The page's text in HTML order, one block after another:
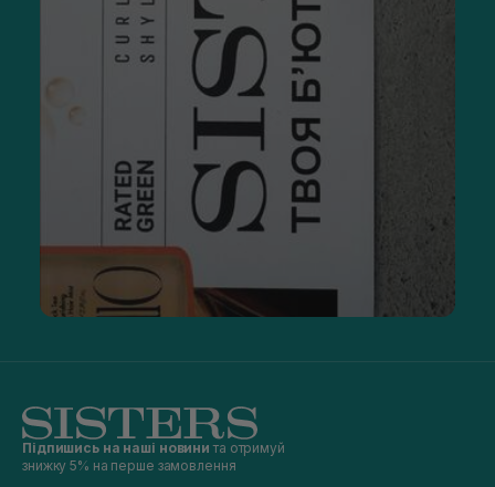
Підпишись на наші новини та отримуй
знижку 5% на перше замовлення